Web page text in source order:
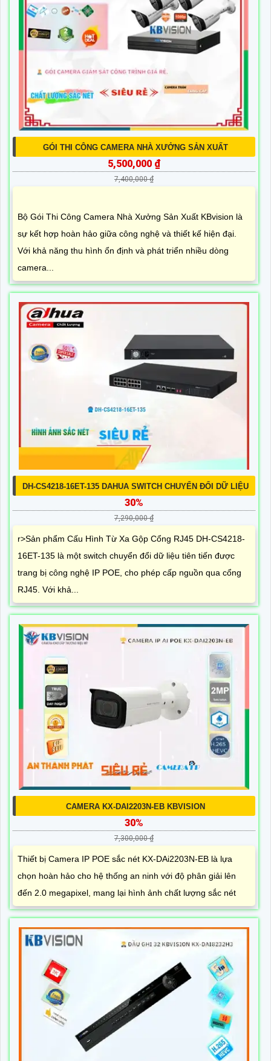
GÓI THI CÔNG CAMERA NHÀ XƯỞNG SẢN XUẤT
5,500,000 ₫
7,400,000 ₫
Bộ Gói Thi Công Camera Nhà Xưởng Sản Xuất KBvision là
sự kết hợp hoàn hảo giữa công nghệ và thiết kế hiện đại.
Với khả năng thu hình ổn định và phát triển nhiều dòng
camera...
DH-CS4218-16ET-135 DAHUA SWITCH CHUYỂN ĐỔI DỮ LIỆU
30%
7,290,000 ₫
r>Sản phẩm Cấu Hình Từ Xa Gộp Cổng RJ45 DH-CS4218-
16ET-135 là một switch chuyển đổi dữ liệu tiên tiến được
trang bị công nghệ IP POE, cho phép cấp nguồn qua cổng
RJ45. Với khả...
CAMERA KX-DAI2203N-EB KBVISION
30%
7,300,000 ₫
Thiết bị Camera IP POE sắc nét KX-DAi2203N-EB là lựa
chọn hoàn hảo cho hệ thống an ninh với độ phân giải lên
đến 2.0 megapixel, mang lại hình ảnh chất lượng sắc nét